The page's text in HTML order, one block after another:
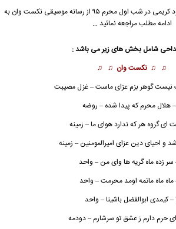
کریمی در شب اولمحرم ۹۵
از رسانه موسیقی نکست وان به
ادامه مطلب مراجعه نمائید …
شامل بخش های زیر می باشد :
♫ ♫ نکست وان ♫ ♫
واحد